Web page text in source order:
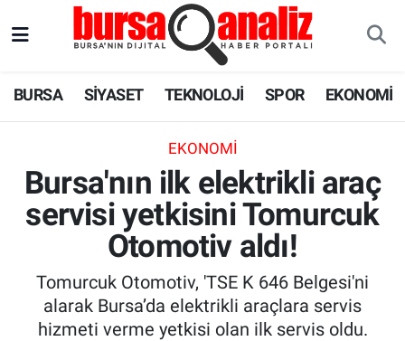
BURSA SİYASET TEKNOLOJİ SPOR EKONOMİ
EKONOMI
Bursa'nın ilk elektrikli araç
servisi yetkisini Tomurcuk
Otomotiv aldı!
Tomurcuk Otomotiv, 'TSE K 646 Belgesi'ni
alarak Bursa’da elektrikli araçlara servis
hizmeti verme yetkisi olan ilk servis oldu.
SPOR
EKONOMİ
SAĞLIK
Süper Lig Puan Durumu ve Fikstür
Tüm Manşetler
Son Dakika Haberleri